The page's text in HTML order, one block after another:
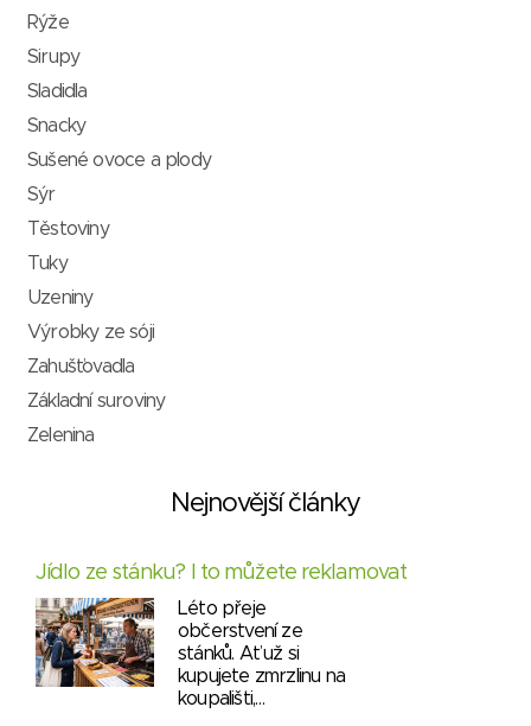
Rýže
Sirupy
Sladidla
Snacky
Sušené ovoce a plody
Sýr
Těstoviny
Tuky
Uzeniny
Výrobky ze sóji
Zahušťovadla
Základní suroviny
Zelenina
Nejnovější články
Jídlo ze stánku? I to můžete reklamovat
Léto přeje
občerstvení ze
stánků. Ať už si
kupujete zmrzlinu na
koupališti,…